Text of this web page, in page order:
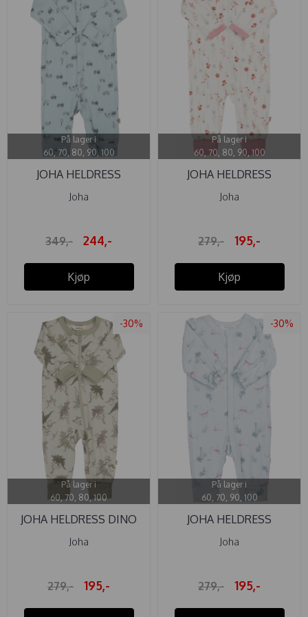
På lager i
60, 70, 80, 90, 100
JOHA HELDRESS
BAMBUS TRAKTOR
Joha
349,- 244,-
Kjøp
På lager i
60, 70, 80, 90, 100
JOHA HELDRESS
BLOMSTER PINK
Joha
279,- 195,-
Kjøp
-30%
På lager i
60, 70, 80, 100
JOHA HELDRESS DINO
Joha
279,- 195,-
-30%
På lager i
60, 70, 90, 100
JOHA HELDRESS
FLAMINGO BAMBUS ...
Joha
279,- 195,-